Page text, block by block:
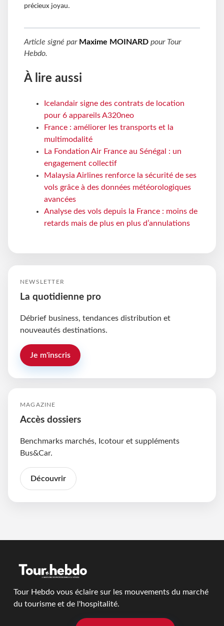
précieux joyau.
Article signé par Maxime MOINARD pour Tour
Hebdo.
À lire aussi
Icelandair signe des contrats de location
pour 6 appareils A320neo
France : améliorer les transports et la
multimodalité
La Fondation Air France au Sénégal : un
engagement collectif
Malaysia Airlines renforce la sécurité de ses
vols grâce à des données météorologiques
avancées
Analyse des vols depuis la France : moins de
retards mais de plus en plus d’annulations
NEWSLETTER
La quotidienne pro
Débrief business, tendances distribution et
nouveautés destinations.
Je m'inscris
MAGAZINE
Accès dossiers
Benchmarks marchés, Icotour et suppléments
Bus&Car.
Découvrir
Tour Hebdo vous éclaire sur les mouvements du marché
du tourisme et de l'hospitalité.